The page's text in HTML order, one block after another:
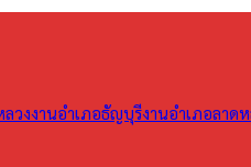
วงงานอำเภอธัญบุรีงานอำเภอลาด